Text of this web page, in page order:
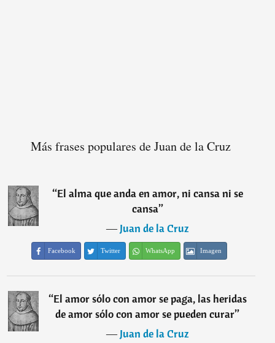
Más frases populares de Juan de la Cruz
“El alma que anda en amor, ni cansa ni se
cansa”
―Juan de la Cruz
Facebook Twitter WhatsApp Imagen
“El amor sólo con amor se paga, las heridas
de amor sólo con amor se pueden curar”
―Juan de la Cruz